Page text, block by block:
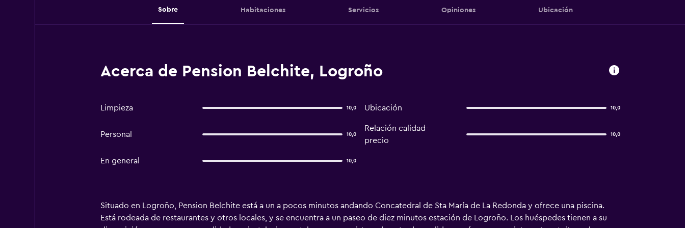
Sobre Habitaciones Servicios Opiniones Ubicación
Acerca de Pension Belchite, Logroño
Limpieza 10,0 Ubicación 10,0
Personal 10,0
Relación calidad-
precio
10,0
En general 10,0
Situado en Logroño, Pension Belchite está a un a pocos minutos andando Concatedral de Sta María de La Redonda y ofrece una piscina.
Está rodeada de restaurantes y otros locales, y se encuentra a un paseo de diez minutos estación de Logroño. Los huéspedes tienen a su